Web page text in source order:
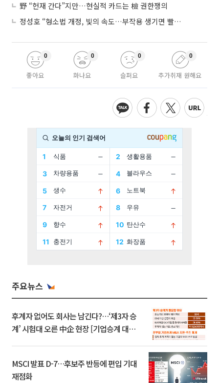
野 “헌재 간다”지만…현실적 카드는 檢 권한쟁의
정성호 “형소법 개정, 빛의 속도…부작용 생기면 빨리 고쳐야”
좋아요
0
화나요
0
슬퍼요
0
추가취재 원해요
0
주요뉴스
후계자 없어도 회사는 남긴다?…‘제3자 승
계’ 시험대 오른 中企 현장 [기업승계 대전
MSCI 발표 D-7…후보주 반등에 편입 기대
재점화